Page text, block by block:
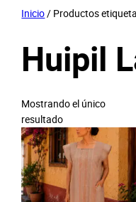
Saltar
contenido
Inicio/ Productos
Huipil
Mostrando el único
resultado